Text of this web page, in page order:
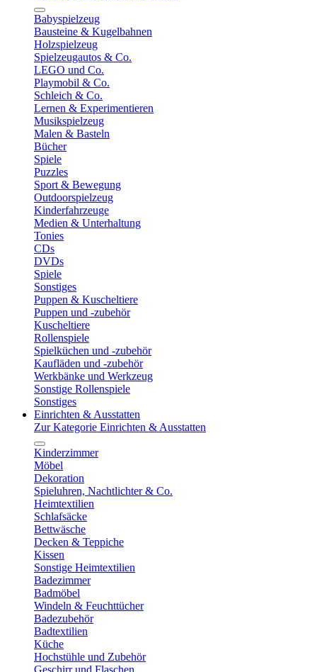
Babyspielzeug
Bausteine & Kugelbahnen
Holzspielzeug
Spielzeugautos & Co.
LEGO und Co.
Playmobil & Co.
Schleich & Co.
Lernen & Experimentieren
Musikspielzeug
Malen & Basteln
Bücher
Spiele
Puzzles
Sport & Bewegung
Outdoorspielzeug
Kinderfahrzeuge
Medien & Unterhaltung
Tonies
CDs
DVDs
Spiele
Sonstiges
Puppen & Kuscheltiere
Puppen und -zubehör
Kuscheltiere
Rollenspiele
Spielküchen und -zubehör
Kaufläden und -zubehör
Werkbänke und Werkzeug
Sonstige Rollenspiele
Sonstiges
Einrichten & Ausstatten
Zur Kategorie Einrichten & Ausstatten
Kinderzimmer
Möbel
Dekoration
Spieluhren, Nachtlichter & Co.
Heimtextilien
Schlafsäcke
Bettwäsche
Decken & Teppiche
Kissen
Sonstige Heimtextilien
Badezimmer
Badmöbel
Windeln & Feuchttücher
Badezubehör
Badtextilien
Küche
Hochstühle und Zubehör
Geschirr und Flaschen